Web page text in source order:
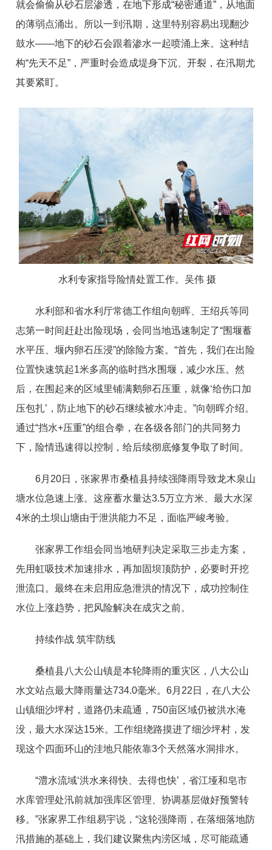
就会偷偷从砂石层渗透，在地下形成“秘密通道”，从地面
的薄弱点涌出。所以一到汛期，这里特别容易出现翻沙
鼓水——地下的砂石会跟着渗水一起喷涌上来。这种结
构“先天不足”，严重时会造成堤身下沉、开裂，在汛期尤
其要紧盯。
水利专家指导险情处置工作。吴伟 摄
水利部和省水利厅常德工作组向朝晖、王绍兵等同
志第一时间赶赴出险现场，会同当地迅速制定了“围堰蓄
水平压、堰内卵石压浸”的除险方案。“首先，我们在出险
位置快速筑起1米多高的临时挡水围堰，减少水压。然
后，在围起来的区域里铺满鹅卵石压重，就像‘给伤口加
压包扎’，防止地下的砂石继续被水冲走。”向朝晖介绍。
通过“挡水+压重”的组合拳，在各级各部门的共同努力
下，险情迅速得以控制，给后续彻底修复争取了时间。
6月20日，张家界市桑植县持续强降雨导致龙木泉山
塘水位急速上涨。这座蓄水量达3.5万立方米、最大水深
4米的土坝山塘由于泄洪能力不足，面临严峻考验。
张家界工作组会同当地研判决定采取三步走方案，
先用虹吸技术加速排水，再加固坝顶防护，必要时开挖
泄流口。最终在未启用应急泄洪的情况下，成功控制住
水位上涨趋势，把风险解决在成灾之前。
持续作战 筑牢防线
桑植县八大公山镇是本轮降雨的重灾区，八大公山
水文站点最大降雨量达734.0毫米。6月22日，在八大公
山镇细沙坪村，道路仍未疏通，750亩区域仍被洪水淹
没，最大水深达15米。工作组绕路摸进了细沙坪村，发
现这个四面环山的洼地只能依靠3个天然落水洞排水。
“澧水流域‘洪水来得快、去得也快’，省江垭和皂市
水库管理处汛前就加强库区管理、协调基层做好预警转
移。”张家界工作组易宇说，“这轮强降雨，在落细落地防
汛措施的基础上，我们建议聚焦内涝区域，尽可能疏通